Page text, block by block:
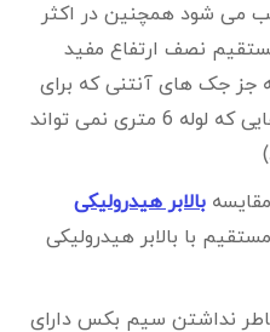
می شود همچنین در اکثر
نصف ارتفاع مفید
جز جک های آنتنی که برای
ارتفاع های بالای 12 متر یا جاهایی که لوله 6 متری نمی تواند
مقایسه بالابر هیدرولیکی
مستقیم با بالابر هیدرولیکی
نداشتن سیم بکس دارای